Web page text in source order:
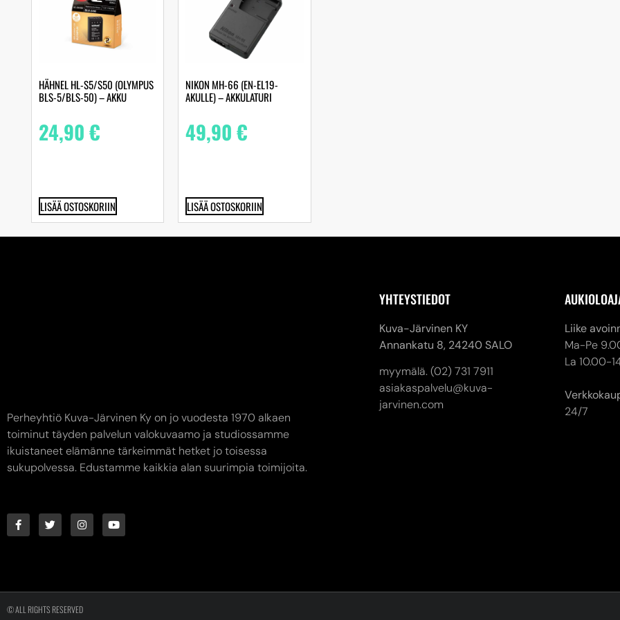
HÄHNEL HL-S5/S50 (OLYMPUS
BLS-5/BLS-50) – AKKU
24,90€
LISÄÄ OSTOSKORIIN
NIKON MH-66 (EN-EL19-
AKULLE) – AKKULATURI
49,90€
LISÄÄ OSTOSKORIIN
Perheyhtiö Kuva-Järvinen Ky on jo vuodesta 1970 alkaen
toiminut täyden palvelun valokuvaamo ja studiossamme
ikuistaneet elämänne tärkeimmät hetket jo toisessa
sukupolvessa. Edustamme kaikkia alan suurimpia toimijoita.
YHTEYSTIEDOT
Kuva-Järvinen KY
Annankatu 8, 24240 SALO
myymälä. (02) 731 7911
asiakaspalvelu@kuva-
jarvinen.com
Liike
Ma-Pe
La 10.00-
24/7
© ALL RIGHTS RESERVED